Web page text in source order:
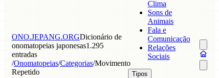
ONO.JEPANG.ORGDicionário de
onomatopeias japonesas1.295
entradas
/Onomatopeias/Categorias/Movimento
Repetido
Clima
Sons de
Animais
Fala e
Comunicação
Relações
Sociais
Tipos